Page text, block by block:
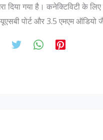
गया है। कनेक्टिविटी के
पोर्ट और 3.5 एमएम